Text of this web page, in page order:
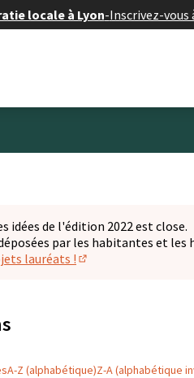
locale à Lyon-Inscrivez-
idées de l'édition 2022 est close.
par les habitantes et les
lauréats !
A-Z (alphabétique)Z-A (alphabétique